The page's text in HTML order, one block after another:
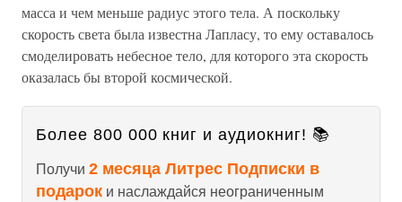
масса и чем меньше радиус этого тела. А поскольку
скорость света была известна Лапласу, то ему оставалось
смоделировать небесное тело, для которого эта скорость
оказалась бы второй космической.
Более 800 000 книг и аудиокниг! 📚
Получи 2 месяца Литрес Подписки в
подарок и наслаждайся неограниченным